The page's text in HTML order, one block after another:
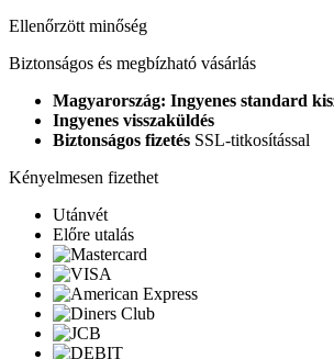
Ellenőrzött minőség
Biztonságos és megbízható vásárlás
Magyarország: Ingyenes standard
Ingyenes visszaküldés
Biztonságos fizetés SSL-titkosítással
Kényelmesen fizethet
Utánvét
Előre utalás